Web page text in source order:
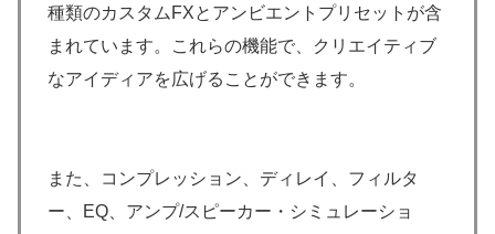
種類のカスタムFXとアンビエントプリセットが含
まれています。これらの機能で、クリエイティブ
なアイディアを広げることができます。
また、コンプレッション、ディレイ、フィルタ
ー、EQ、アンプ/スピーカー・シミュレーショ